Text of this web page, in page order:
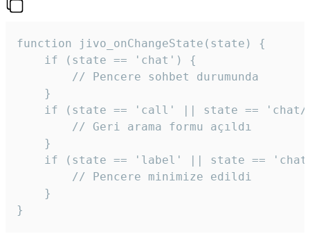
function jivo_onChangeState(state) {
    if (state == 'chat') {
        // Pencere sohbet durumunda
    }
if (state == 'call' || state ==
        // Geri arama formu açıldı
    }
if (state == 'label' || state ==
        // Pencere minimize edildi
    }
}